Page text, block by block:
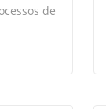
de